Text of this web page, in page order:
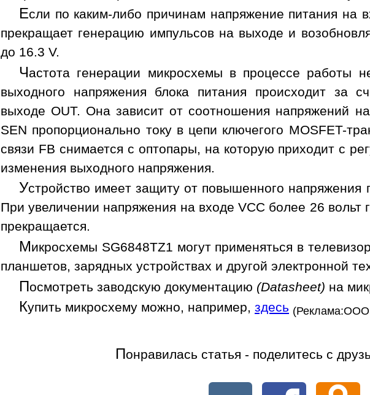
Если по каким-либо причинам напряжение питания на
прекращает генерацию импульсов на выходе и
до 16.3 V.
Частота генерации микросхемы в процессе работы
выходного напряжения блока питания происходит за
выходе OUT. Она зависит от соотношения напряжений
SEN пропорционально току в цепи ключегого MOSFET-
связи FB снимается с оптопары, на которую приходит с
изменения выходного напряжения.
Устройство имеет защиту от повышенного
При увеличении напряжения на входе VCC более 26
прекращается.
Микросхемы SG6848TZ1 могут применяться в
планшетов, зарядных устройствах и другой электронной
Посмотреть заводскую документацию (Datasheet) на
Купить микросхему можно, например, здесь
Понравилась статья - поделитесь с